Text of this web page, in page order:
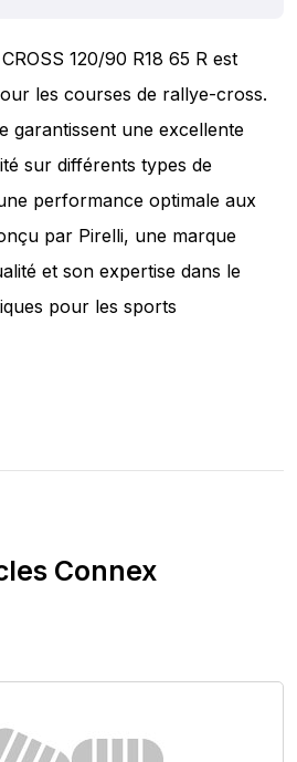
120/90 R18 65 R est
les courses de rallye-cross.
garantissent une excellente
sur différents types de
performance optimale aux
par Pirelli, une marque
et son expertise dans le
pour les sports
Connex